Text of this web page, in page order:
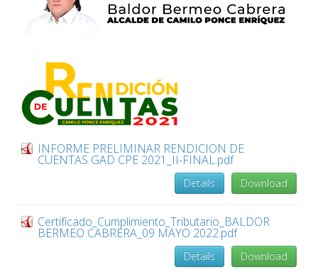
INFORME PRELIMINAR RENDICION DE
CUENTAS GAD CPE 2021_II-FINAL.pdf
Download
Details
Certificado_Cumplimiento_Tributario_BALDOR
BERMEO CABRERA_09 MAYO 2022.pdf
Download
Details